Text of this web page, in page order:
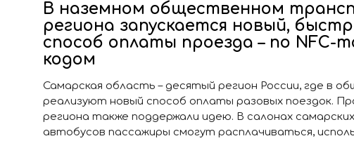
В наземном общественном
региона запускается новый,
способ оплаты проезда – по NFC-
кодом
Самарская область – десятый регион России, где в
реализуют новый способ оплаты разовых поездок.
региона также поддержали идею. В салонах
автобусов пассажиры смогут расплачиваться,